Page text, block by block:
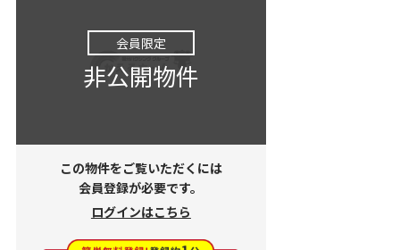
会員限定
非公開物件
この物件をご覧いただくには
会員登録が必要です。
ログインはこちら